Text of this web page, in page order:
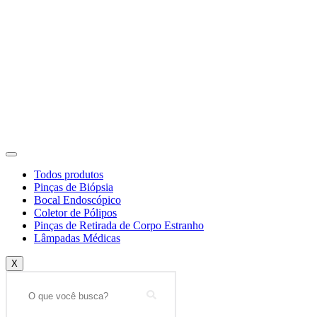
Todos produtos
Pinças de Biópsia
Bocal Endoscópico
Coletor de Pólipos
Pinças de Retirada de Corpo Estranho
Lâmpadas Médicas
X